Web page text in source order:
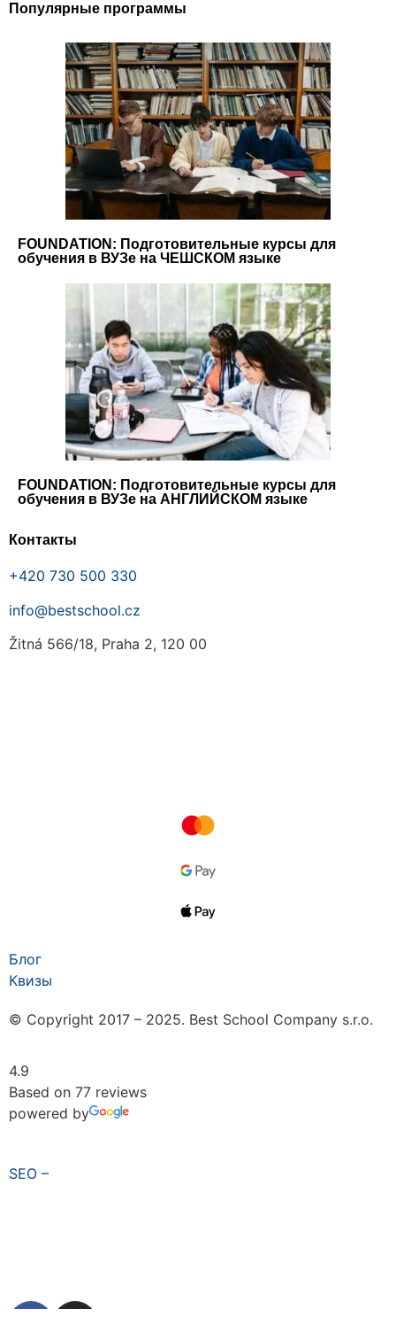
Популярные программы
FOUNDATION: Подготовительные курсы для
обучения в ВУЗе на ЧЕШСКОМ языке
FOUNDATION: Подготовительные курсы для
обучения в ВУЗе на АНГЛИЙСКОМ языке
Контакты
+420 730 500 330
info@bestschool.cz
Žitná 566/18, Praha 2, 120 00
Блог
Квизы
© Copyright 2017 – 2025. Best School Company s.r.o.
4.9
Based on 77 reviews
powered by
SEO –